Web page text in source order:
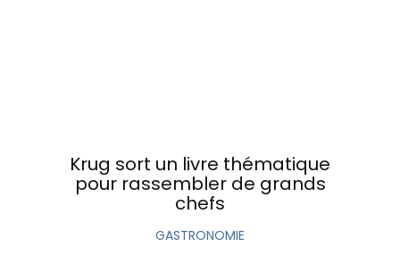
Krug sort un livre thématique
pour rassembler de grands
chefs
GASTRONOMIE